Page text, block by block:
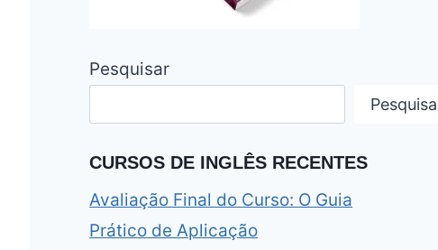
Pesquisar
CURSOS DE INGLÊS RECENTES
Avaliação Final do Curso: O Guia
Prático de Aplicação